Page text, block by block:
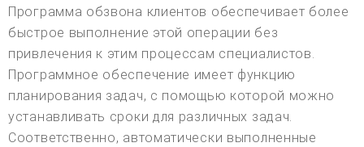
Программа обзвона клиентов обеспечивает более
быстрое выполнение этой операции без
привлечения к этим процессам специалистов.
Программное обеспечение имеет функцию
планирования задач, с помощью которой можно
устанавливать сроки для различных задач.
Соответственно, автоматически выполненные